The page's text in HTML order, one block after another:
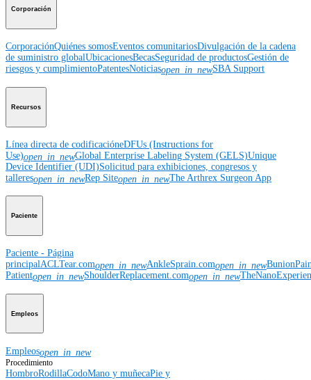
Corporación
CorporaciónQuiénes somosEventos comunitariosDivulgación de la cadena
de suministro globalUbicacionesBecasSeguridad de productosGestión de
riesgos y cumplimientoPatentesNoticiasopen_in_newSBA Support
Recursos
Línea directa de codificacióneDFUs (Instructions for
Use)open_in_newGlobal Enterprise Labeling System (GELS)Unique
Device Identifier (UDI)Solicitud para exhibiciones, congresos y
talleresopen_in_newRep Siteopen_in_newThe Arthrex Surgeon App
Paciente
Paciente - Página
principalACLTear.comopen_in_newAnkleSprain.comopen_in_new
Patientopen_in_newShoulderReplacement.comopen_in_new
Empleos
Empleosopen_in_new
Procedimiento
HombroRodillaCodoMano y muñecaPie y